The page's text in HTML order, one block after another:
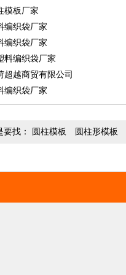
模板厂家
编织袋厂家
编织袋厂家
料编织袋厂家
超越商贸有限公司
编织袋厂家
要找： 圆柱模板 圆柱形模板